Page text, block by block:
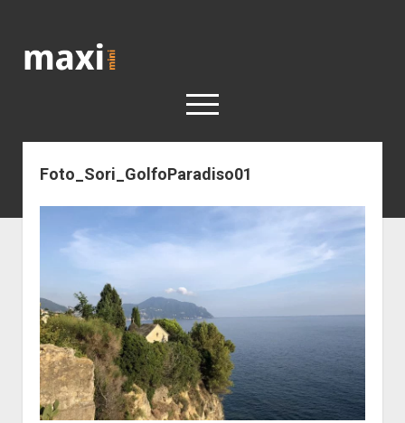
open
< work
Berlin
Geschichte
dropdown
Geschichte der Stadt Berlin
Impressum
Foto_Sori_GolfoParadiso01